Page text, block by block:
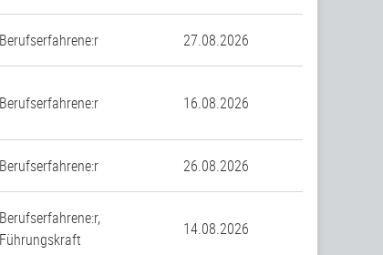
Berufserfahrene:r 27.08.2026
Berufserfahrene:r 16.08.2026
Berufserfahrene:r 26.08.2026
Berufserfahrene:r,
Führungskraft
14.08.2026